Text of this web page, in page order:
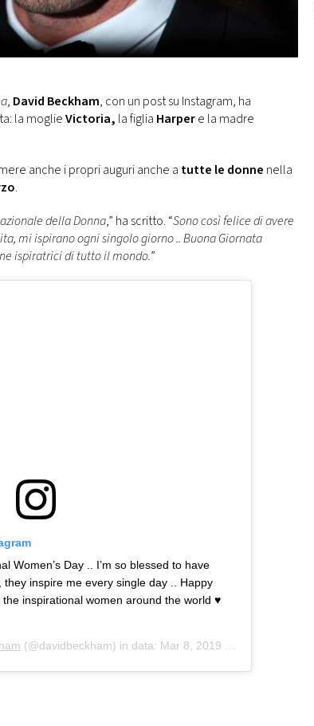
, David Beckham, con un post su Instagram, ha
la moglieVictoria, la figlia Harpere la madre
anche i propri auguri anche a tutte le donne nella
.
della Donna,” ha scritto. “Sono così felice di avere
mi ispirano ogni singolo giorno .. Buona Giornata
ispiratrici di tutto il mondo.”
Women’s Day .. I’m so blessed to have
inspire me every single day .. Happy
inspirational women around the world ♥️
(@davidbeckham) in data: Mar 8, 2019 at 12:50 PST